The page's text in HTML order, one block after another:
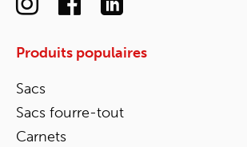
Produits populaires
Sacs
Sacs fourre-tout
Carnets